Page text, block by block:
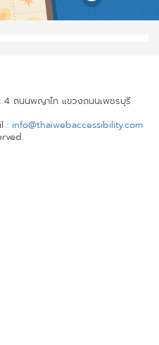
4 ถนนพญาไท แขวงถนนเพชรบุรี
: info@thaiwebaccessibility.com